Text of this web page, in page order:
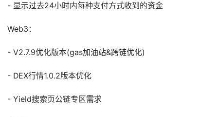
- 显示过去24小时内每种支付方式收到的资金
Web3：
- V2.7.9优化版本(gas加油站&跨链优化)
- DEX行情1.0.2版本优化
- Yield搜索页公链专区需求